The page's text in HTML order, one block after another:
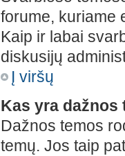
forume, kuriame
Kaip ir labai
diskusijų
Į viršų
Kas yra dažnos
Dažnos temos
temų. Jos taip